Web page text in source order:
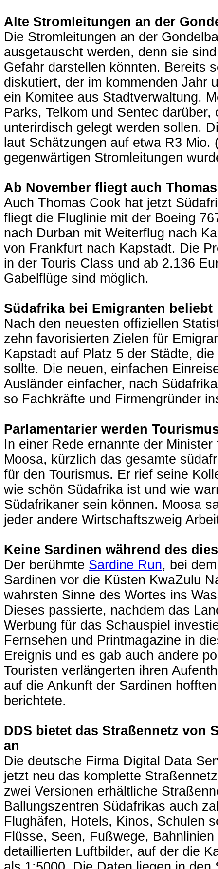
Alte Stromleitungen an der
Die Stromleitungen an der
ausgetauscht werden, denn sie
Gefahr darstellen könnten. Bereits
diskutiert, der im kommenden Jahr
ein Komitee aus Stadtverwaltung,
Parks, Telkom und Sentec
unterirdisch gelegt werden sollen.
laut Schätzungen auf etwa R3
gegenwärtigen Stromleitungen
Ab November fliegt auch
Auch Thomas Cook hat jetzt
fliegt die Fluglinie mit der Boeing
nach Durban mit Weiterflug nach
von Frankfurt nach Kapstadt. Die
in der Touris Class und ab 2.136
Gabelflüge sind möglich.
Südafrika bei Emigranten beliebt
Nach den neuesten offiziellen
zehn favorisierten Zielen für
Kapstadt auf Platz 5 der Städte,
sollte. Die neuen, einfachen
Ausländer einfacher, nach
so Fachkräfte und Firmengründer
Parlamentarier werden
In einer Rede ernannte der
Moosa, kürzlich das gesamte
für den Tourismus. Er rief seine
wie schön Südafrika ist und wie
Südafrikaner sein können. Moosa
jeder andere Wirtschaftszweig
Keine Sardinen während des
Der berühmte Sardine Run, bei
Sardinen vor die Küsten KwaZulu
wahrsten Sinne des Wortes ins
Dieses passierte, nachdem das
Werbung für das Schauspiel
Fernsehen und Printmagazine in
Ereignis und es gab auch andere
Touristen verlängerten ihren
auf die Ankunft der Sardinen
berichtete.
DDS bietet das Straßennetz von
an
Die deutsche Firma Digital Data
jetzt neu das komplette
zwei Versionen erhältliche
Ballungszentren Südafrikas auch
Flughäfen, Hotels, Kinos, Schulen
Flüsse, Seen, Fußwege,
detaillierten Luftbilder, auf der die